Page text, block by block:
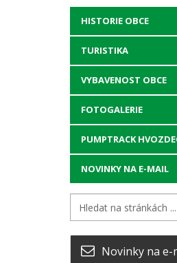
HISTORIE OBCE
TURISTIKA
VYBAVENOST OBCE
FOTOGALERIE
PUMPTRACK
NOVINKY NA E-MAIL
Novinky na e-